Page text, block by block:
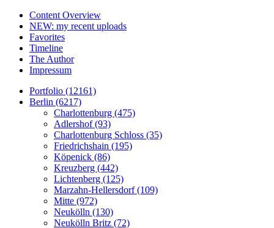
Content Overview
NEW: my recent uploads
Favorites
Timeline
The Author
Impressum
Portfolio (12161)
Berlin (6217)
Charlottenburg (475)
Adlershof (93)
Charlottenburg Schloss (35)
Friedrichshain (195)
Köpenick (86)
Kreuzberg (442)
Lichtenberg (125)
Marzahn-Hellersdorf (109)
Mitte (972)
Neukölln (130)
Neukölln Britz (72)